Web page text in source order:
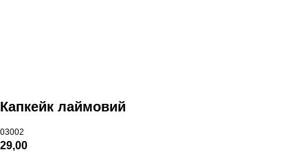
Капкейк лаймовий
03002
29,00